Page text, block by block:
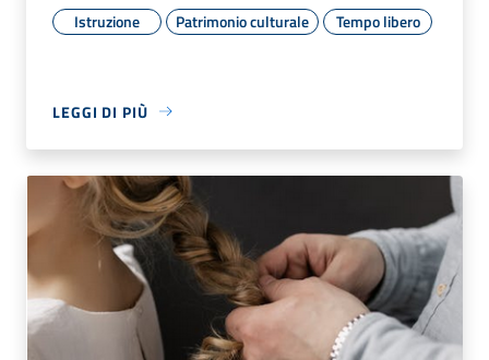
Istruzione Patrimonio culturale Tempo libero
LEGGI DI PIÙ